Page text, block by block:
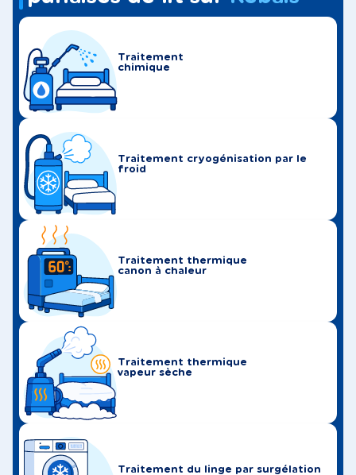
Traitement
chimique
Traitement cryogénisation par le
froid
Traitement thermique
canon à chaleur
Traitement thermique
vapeur sèche
Traitement du linge par surgélation